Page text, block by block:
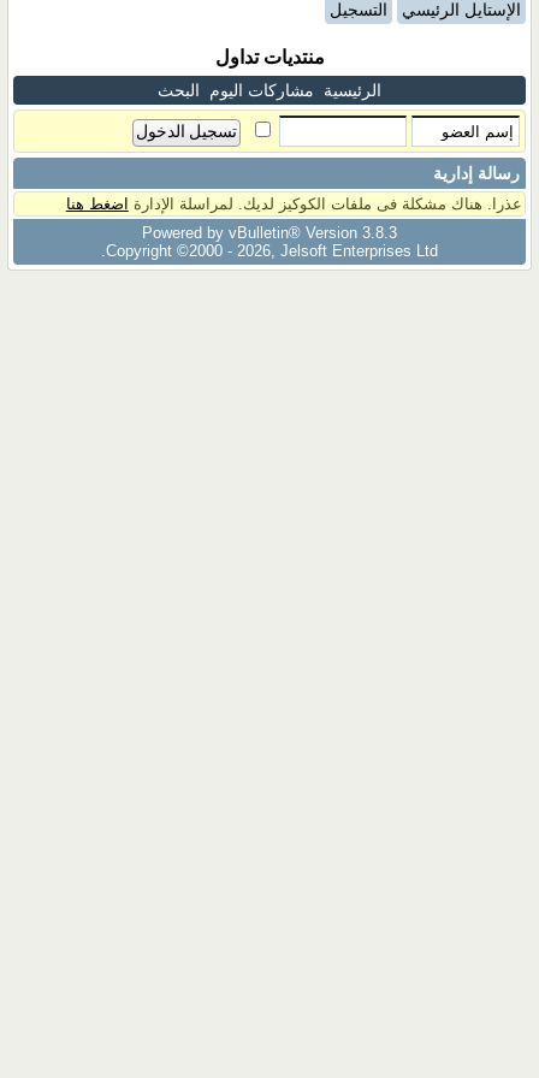
الإستايل الرئيسي التسجيل
منتديات تداول
الرئيسية مشاركات اليوم البحث
رسالة إدارية
عذرا. هناك مشكلة فى ملفات الكوكيز لديك. لمراسلة الإدارة اضغط هنا
Powered by vBulletin® Version 3.8.3
Copyright ©2000 - 2026, Jelsoft Enterprises Ltd.